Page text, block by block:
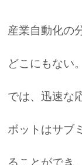
産業自動化の
どこにもない
では、迅速な
ボットはサブ
ることができ